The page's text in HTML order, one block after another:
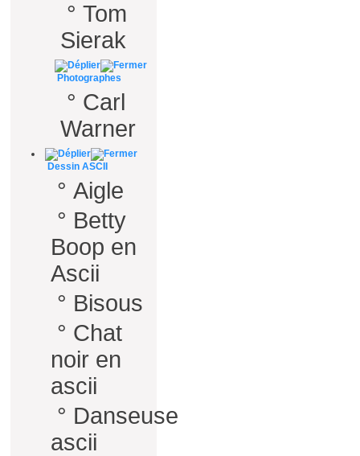
° Tom
Sierak
Photographes
° Carl
Warner
Dessin ASCII
° Aigle
° Betty
Boop en
Ascii
° Bisous
° Chat
noir en
ascii
° Danseuse
ascii